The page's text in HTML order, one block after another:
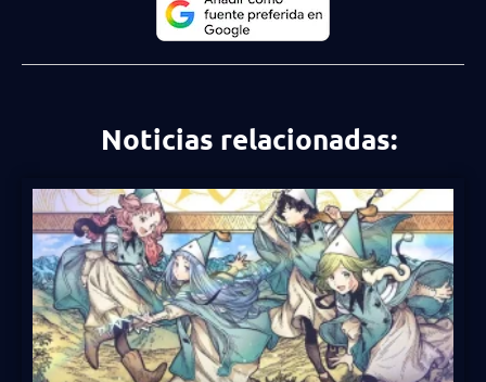
Noticias relacionadas: